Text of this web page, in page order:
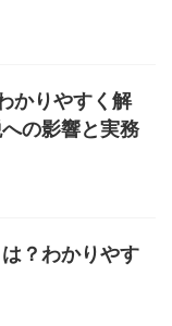
かりやすく解
の影響と実務
？わかりやす